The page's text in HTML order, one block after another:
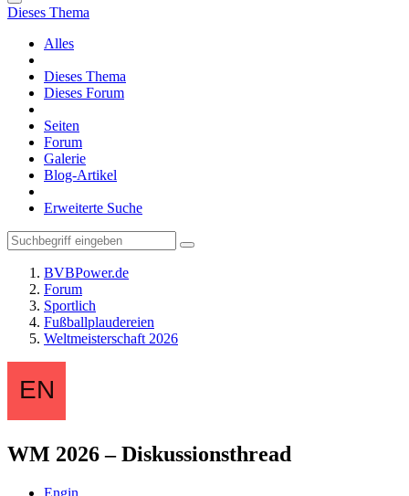
Dieses Thema
Alles
Dieses Thema
Dieses Forum
Seiten
Forum
Galerie
Blog-Artikel
Erweiterte Suche
BVBPower.de
Forum
Sportlich
Fußballplaudereien
Weltmeisterschaft 2026
WM 2026 – Diskussionsthread
Engin